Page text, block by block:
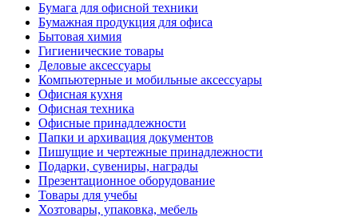
Бумага для офисной техники
Бумажная продукция для офиса
Бытовая химия
Гигиенические товары
Деловые аксессуары
Компьютерные и мобильные аксессуары
Офисная кухня
Офисная техника
Офисные принадлежности
Папки и архивация документов
Пишущие и чертежные принадлежности
Подарки, сувениры, награды
Презентационное оборудование
Товары для учебы
Хозтовары, упаковка, мебель